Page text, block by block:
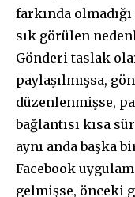
farkında
sık görülen
Gönderi taslak
paylaşılmışsa,
düzenlenmişse,
bağlantısı kısa
aynı anda başka
Facebook
gelmişse, önceki